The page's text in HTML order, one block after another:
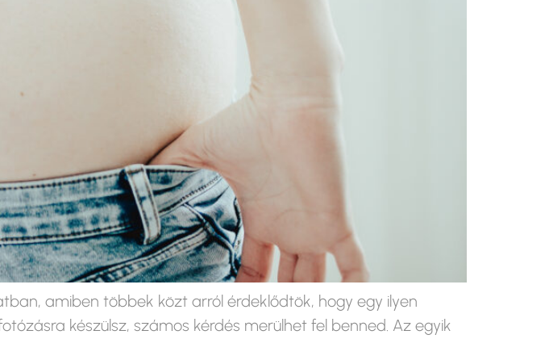
amiben többek közt arról érdeklődtök, hogy egy ilyen
készülsz, számos kérdés merülhet fel benned. Az egyik